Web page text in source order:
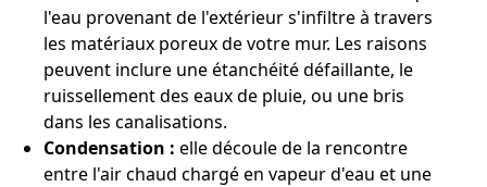
l'eau provenant de l'extérieur s'infiltre à travers
les matériaux poreux de votre mur. Les raisons
peuvent inclure une étanchéité défaillante, le
ruissellement des eaux de pluie, ou une bris
dans les canalisations.
Condensation : elle découle de la rencontre
entre l'air chaud chargé en vapeur d'eau et une